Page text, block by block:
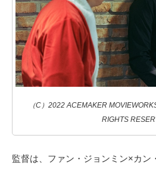
（C）2022 ACEMAKER
RIGHTS
監督は、ファン・ジョンミン×カン